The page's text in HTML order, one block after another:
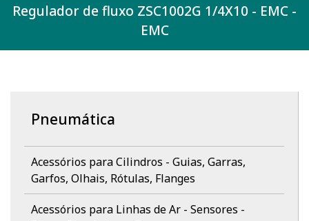
Regulador de fluxo ZSC1002G 1/4X10 - EMC -
EMC
Pneumática
Acessórios para Cilindros - Guias, Garras,
Garfos, Olhais, Rótulas, Flanges
Acessórios para Linhas de Ar - Sensores -